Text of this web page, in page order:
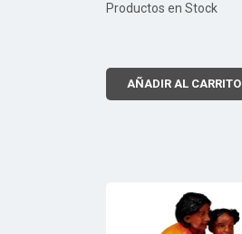
Productos en Stock
AÑADIR AL CARRITO